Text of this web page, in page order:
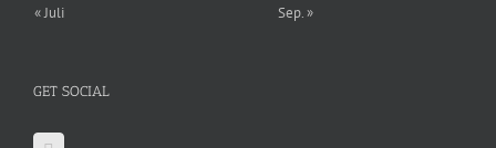
« Juli
Sep. »
GET SOCIAL